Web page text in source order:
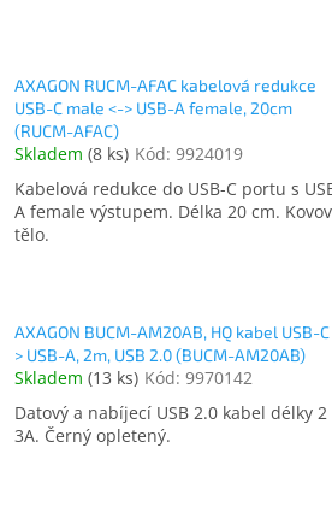
AXAGON RUCM-AFAC kabelová redukce
USB-C male <-> USB-A female, 20cm
(RUCM-AFAC)
Skladem (8 ks) Kód: 9924019
Kabelová redukce do USB-C portu s
A female výstupem. Délka 20 cm.
tělo.
AXAGON BUCM-AM20AB, HQ kabel USB-
> USB-A, 2m, USB 2.0 (BUCM-AM20AB)
Skladem (13 ks) Kód: 9970142
Datový a nabíjecí USB 2.0 kabel délky 2
3A. Černý opletený.